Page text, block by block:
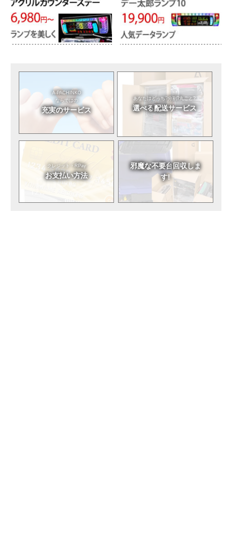
A-PACHINKO
ならではの
充実のサービス
あなたはどっち?分割?丸ごと?
選べる配送サービス
クレジット・RPay
お支払い方法
邪魔な不要台回収しま
す!